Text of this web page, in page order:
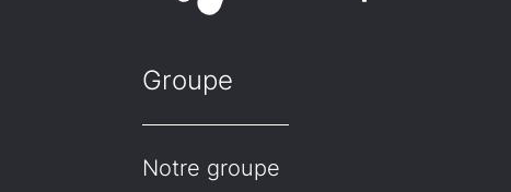
Groupe
Notre groupe